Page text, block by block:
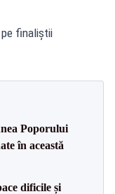
pe finaliștii
Poporului
în această
dificile și